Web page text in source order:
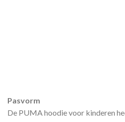
Pasvorm
De PUMA hoodie voor kinderen